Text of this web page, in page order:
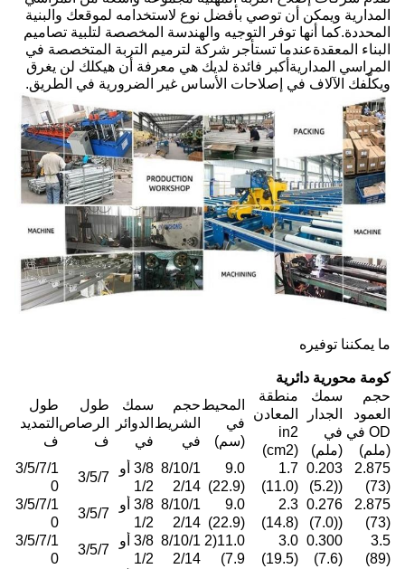
المدارية ويمكن أن توصي بأفضل نوع لاستخدامه لموقعك والبنية
المحددة.كما أنها توفر التوجيه والهندسة المخصصة لتلبية تصاميم
البناء المعقدةعندما تستأجر شركة لترميم التربة المتخصصة في
المراسي المداريةأكبر فائدة لديك هي معرفة أن هيكلك لن يغرق
ويكلّفك الآلاف في إصلاحات الأساس غير الضرورية في الطريق.
ما يمكننا توفيره
كومة محورية دائرية
حجم
العمود
OD في
(ملم)
سمك
الجدار
في
(ملم)
منطقة
المعادن
in2
(cm2)
المحيط
في
(سم)
حجم
الشريط
في
سمك
الدوائر
في
طول
الرصاص
ف
طول
التمديد
ف
2.875
(73)
0.203
((5.2)
1.7
(11.0)
9.0
(22.9)
8/10/1
2/14
3/8 أو
1/2
3/5/7
3/5/7/1
0
2.875
(73)
0.276
((7.0)
2.3
(14.8)
9.0
(22.9)
8/10/1
2/14
3/8 أو
1/2
3/5/7
3/5/7/1
0
3.5
(89)
0.300
(7.6)
3.0
(19.5)
11.0(2
7.9)
8/10/1
2/14
3/8 أو
1/2
3/5/7
3/5/7/1
0